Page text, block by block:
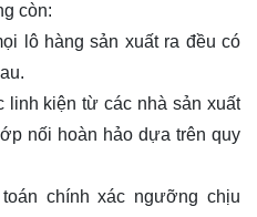
còn:
lô hàng sản xuất ra đều có
linh kiện từ các nhà sản xuất
nối hoàn hảo dựa trên quy
chính xác ngưỡng chịu